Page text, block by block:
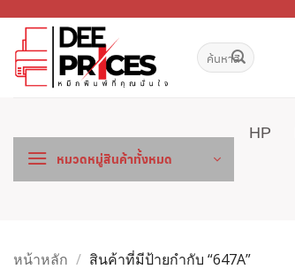
เนื้อหา
ค้นหา:
หมวดหมู่สินค้าทั้งหมด
HP
หน้าหลัก / สินค้าที่มีป้ายกำกับ “647A”